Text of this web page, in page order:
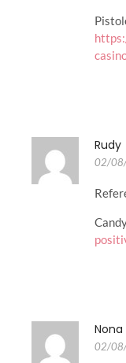
Rudy
02/
Nona
02/